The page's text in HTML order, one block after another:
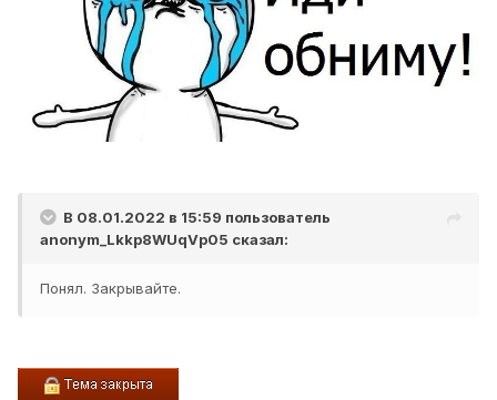
В 08.01.2022 в 15:59 пользователь
anonym_Lkkp8WUqVp05 сказал:
Понял. Закрывайте.